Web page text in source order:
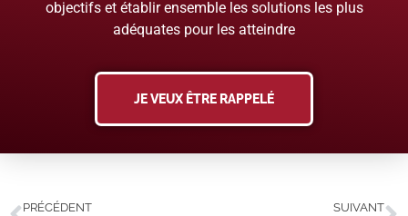
objectifs et établir ensemble les solutions les plus
adéquates pour les atteindre
JE VEUX ÊTRE RAPPELÉ
PRÉCÉDENT SUIVANT